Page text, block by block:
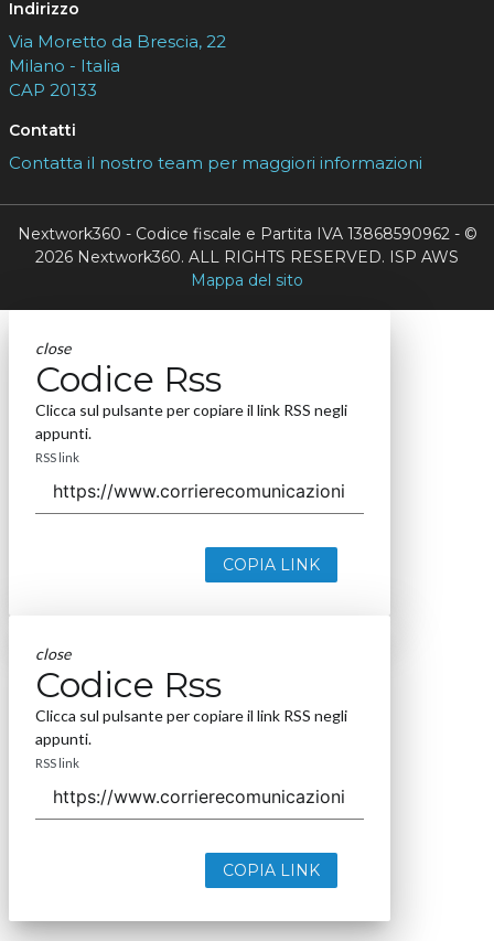
Indirizzo
Via Moretto da Brescia, 22
Milano - Italia
CAP 20133
Contatti
Contatta il nostro team per maggiori informazioni
Nextwork360 - Codice fiscale e Partita IVA 13868590962 - ©
2026 Nextwork360. ALL RIGHTS RESERVED. ISP AWS
Mappa del sito
close
Codice Rss
Clicca sul pulsante per copiare il link RSS negli
appunti.
RSS link
COPIA LINK
close
Codice Rss
Clicca sul pulsante per copiare il link RSS negli
appunti.
RSS link
COPIA LINK